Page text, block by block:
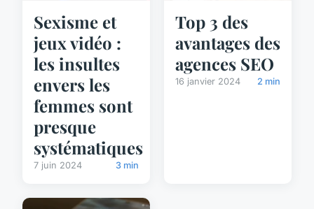
Sexisme et
jeux vidéo :
les insultes
envers les
femmes sont
presque
systématiques
7 juin 2024 3 min
Top 3 des
avantages des
agences SEO
16 janvier 2024 2 min